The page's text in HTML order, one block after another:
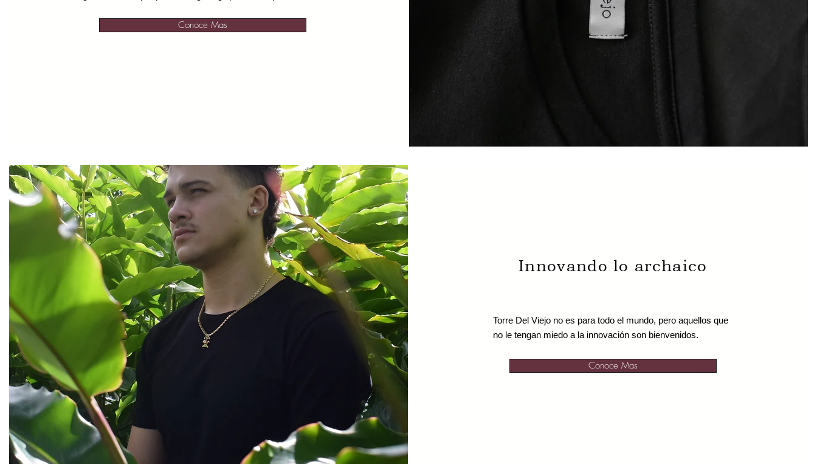
Conoce Mas
Innovando lo archaico
Torre Del Viejo no es para todo el mundo, pero aquellos que
no le tengan miedo a la innovación son bienvenidos.
Conoce Mas